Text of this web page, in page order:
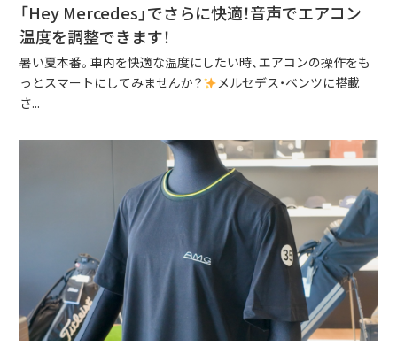
「Hey Mercedes」でさらに快適！音声でエアコン
温度を調整できます！
暑い夏本番。車内を快適な温度にしたい時、エアコンの操作をも
っとスマートにしてみませんか？
メルセデス・ベンツに搭載
さ...